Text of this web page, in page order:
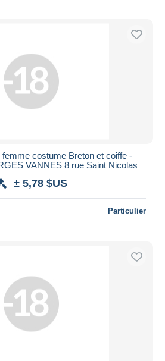
femme costume Breton et coiffe -
VANNES 8 rue Saint Nicolas
± 5,78 $US
Particulier